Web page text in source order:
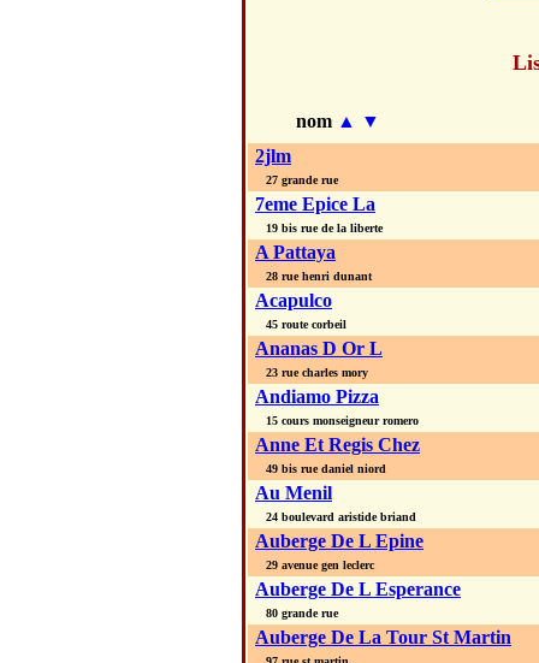
nom ▲
▼
2jlm
27 grande rue
7eme Epice La
19 bis rue de la liberte
A Pattaya
28 rue henri dunant
Acapulco
45 route corbeil
Ananas D Or L
23 rue charles mory
Andiamo Pizza
15 cours monseigneur romero
Anne Et Regis Chez
49 bis rue daniel niord
Au Menil
24 boulevard aristide briand
Auberge De L Epine
29 avenue gen leclerc
Auberge De L Esperance
80 grande rue
Auberge De La Tour St Martin